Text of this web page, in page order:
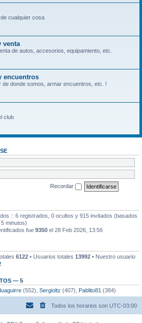
cualquier cosa
venta
de autos, accesorios, equipamiento, etc.
encuentros
de donde somos, armar encuentros, etc. !
club
Recordar
:: 6 registrados, 0 ocultos y 915 invitados (basados
minutos)
fue 9350 el 28 Feb 2026, 13:56
6122 • Usuarios totales 13992 • Nuestro usuario
— 5
(552), Sergioltz (407), Pablito81 (384)
Todos los horarios son UTC-03:00